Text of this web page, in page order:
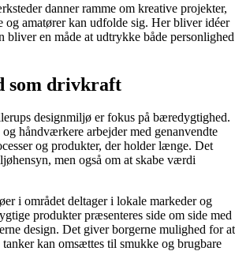
danner ramme om kreative projekter,
og amatører kan udfolde sig. Her bliver idéer
bliver en måde at udtrykke både personlighed
som drivkraft
designmiljø er fokus på bæredygtighed.
håndværkere arbejder med genanvendte
og produkter, der holder længe. Det
men også om at skabe værdi
i området deltager i lokale markeder og
produkter præsenteres side om side med
design. Det giver borgerne mulighed for at
kan omsættes til smukke og brugbare